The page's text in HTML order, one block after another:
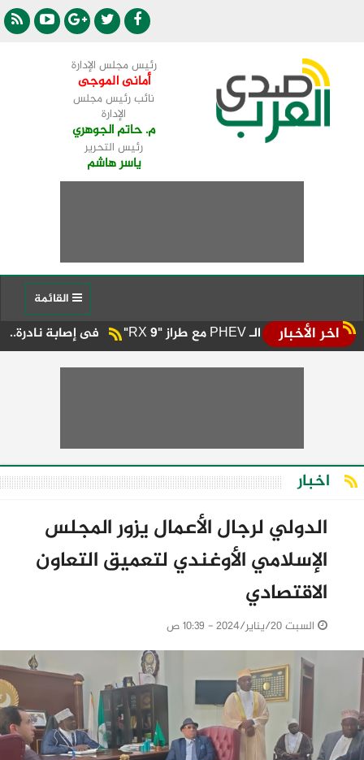
رئيس مجلس الإدارة
أمانى الموجى
نائب رئيس مجلس
الإدارة
م. حاتم الجوهري
رئيس التحرير
ياسر هاشم
اخر الأخبار فى إصابة نادرة.. إنقاذ طفل
اخبار
الدولي لرجال الأعمال يزور المجلس
الإسلامي الأوغندي لتعميق التعاون
الاقتصادي
السبت 20/يناير/2024 - 10:39 ص